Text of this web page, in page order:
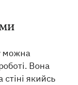
можна
Вона
якийсь